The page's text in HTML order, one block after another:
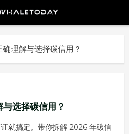
理解与选择碳信用？
选择碳信用？
就搞定。带你拆解 2026 年碳信